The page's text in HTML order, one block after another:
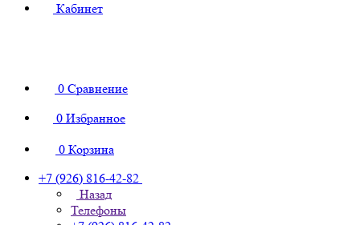
Кабинет
0 Сравнение
0 Избранное
0 Корзина
+7 (926) 816-42-82
Назад
Телефоны